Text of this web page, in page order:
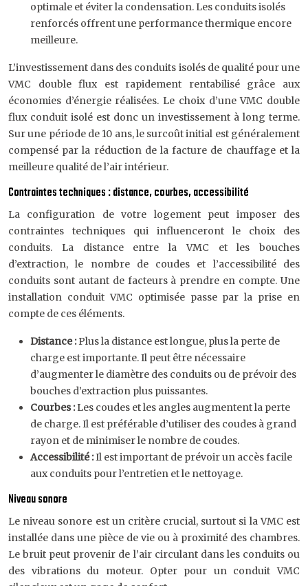
optimale et éviter la condensation. Les conduits isolés
renforcés offrent une performance thermique encore
meilleure.
L’investissement dans des conduits isolés de qualité pour une
VMC double flux est rapidement rentabilisé grâce aux
économies d’énergie réalisées. Le choix d’une VMC double
flux conduit isolé est donc un investissement à long terme.
Sur une période de 10 ans, le surcoût initial est généralement
compensé par la réduction de la facture de chauffage et la
meilleure qualité de l’air intérieur.
Contraintes techniques : distance, courbes, accessibilité
La configuration de votre logement peut imposer des
contraintes techniques qui influenceront le choix des
conduits. La distance entre la VMC et les bouches
d’extraction, le nombre de coudes et l’accessibilité des
conduits sont autant de facteurs à prendre en compte. Une
installation conduit VMC optimisée passe par la prise en
compte de ces éléments.
Distance :Plus la distance est longue, plus la perte de
charge est importante. Il peut être nécessaire
d’augmenter le diamètre des conduits ou de prévoir des
bouches d’extraction plus puissantes.
Courbes :Les coudes et les angles augmentent la perte
de charge. Il est préférable d’utiliser des coudes à grand
rayon et de minimiser le nombre de coudes.
Accessibilité :Il est important de prévoir un accès facile
aux conduits pour l’entretien et le nettoyage.
Niveau sonore
Le niveau sonore est un critère crucial, surtout si la VMC est
installée dans une pièce de vie ou à proximité des chambres.
Le bruit peut provenir de l’air circulant dans les conduits ou
des vibrations du moteur. Opter pour un conduit VMC